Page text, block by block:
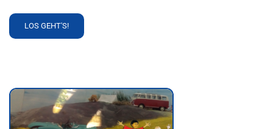
READ
MORE
MINT
LOS GEHT'S!